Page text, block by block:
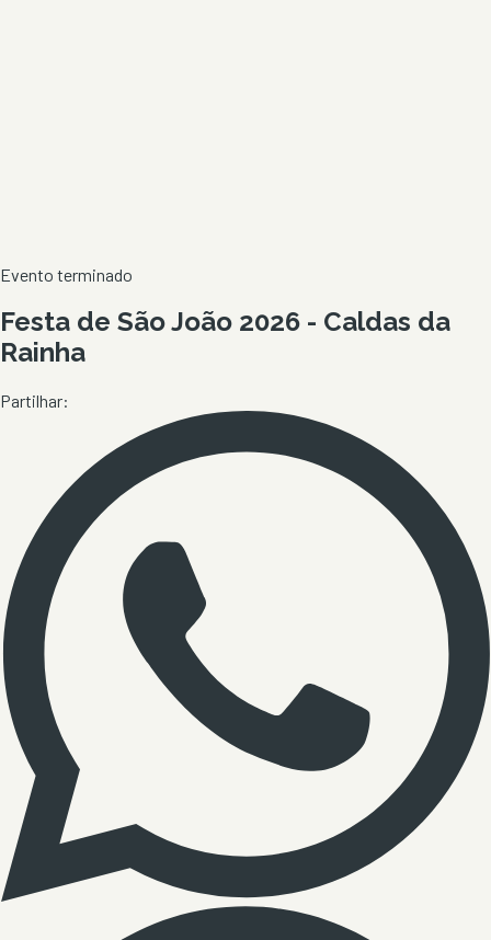
Evento terminado
Festa de São João 2026 - Caldas da
Rainha
Partilhar: